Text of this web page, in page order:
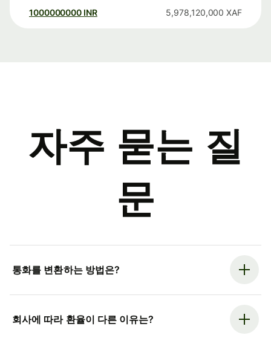
1000000000 INR 5,978,120,000 XAF
자주 묻는 질
문
통화를 변환하는 방법은?
회사에 따라 환율이 다른 이유는?